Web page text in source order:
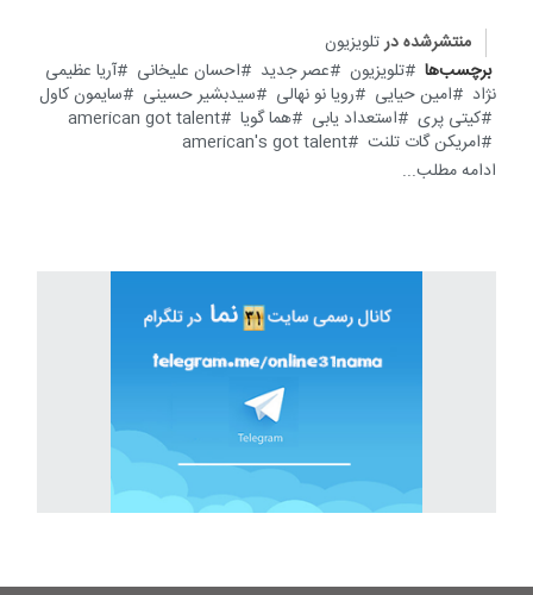
منتشرشده درتلویزیون
برچسب‌ها
تلویزیون عصر جدید احسان علیخانی
آریا عظیمی
نژاد
امین حیایی رویا نو نهالی سیدبشیر حسینی
سایمون کاول
کیتی پری
استعداد یابی هما گویا
american got talent
امریکن گات تلنت
american's got talent
ادامه مطلب...